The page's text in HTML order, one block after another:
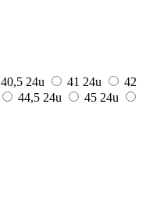
40,5 24u 41 24u
42
44,5 24u 45 24u